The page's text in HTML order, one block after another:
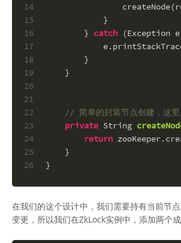
14
15
16
17
18
19
20
21
22
23
24
25
26
            }
        }
catch (Exception
        }
    }
// 简单的封装节点创建，这
private String
return
    }
}
在我们的这个设计中，我们需要持有当前节
变更，所以我们在ZkLock实例中，添加两个